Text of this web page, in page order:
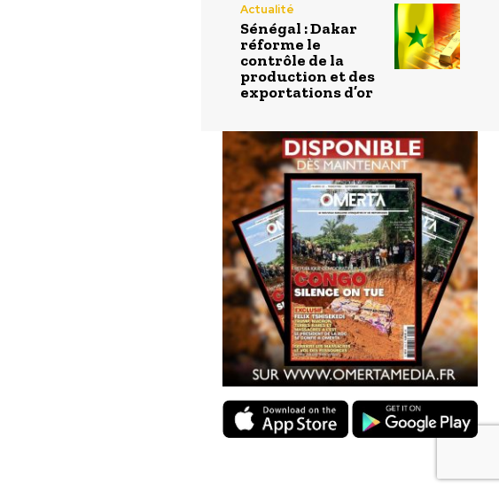
Actualité
Sénégal : Dakar
réforme le
contrôle de la
production et des
exportations d’or